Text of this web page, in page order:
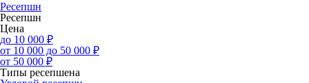
Ресепшн
Ресепшн
Цена
до 10 000 ₽
от 10 000 до 50 000 ₽
от 50 000 ₽
Типы ресепшена